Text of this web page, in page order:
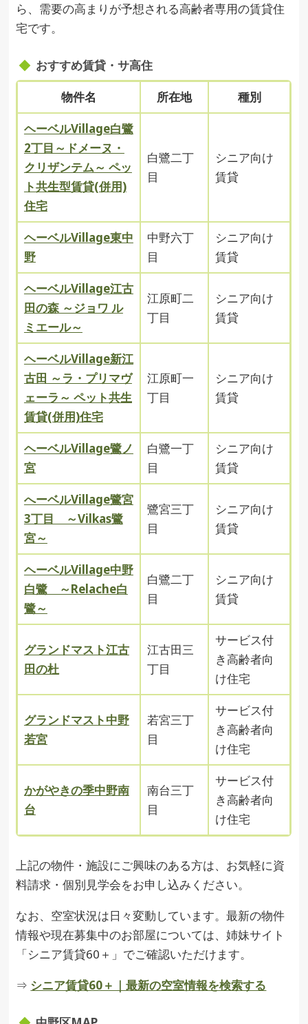
ら、需要の高まりが予想される高齢者専用の賃貸住
宅です。
おすすめ賃貸・サ高住
物件名
所在地
種別
ヘーベルVillage白鷺
2丁目～ドメーヌ・
クリザンテム～ ペッ
ト共生型賃貸(併用)
住宅
白鷺二丁
目
シニア向け
賃貸
ヘーベルVillage東中
野
中野六丁
目
シニア向け
賃貸
ヘーベルVillage江古
田の森 ～ジョワ ル
ミエール～
江原町二
丁目
シニア向け
賃貸
ヘーベルVillage新江
古田 ～ラ・プリマヴ
ェーラ～ ペット共生
賃貸(併用)住宅
江原町一
丁目
シニア向け
賃貸
ヘーベルVillage鷺ノ
宮
白鷺一丁
目
シニア向け
賃貸
へーベルVillage鷺宮
3丁目 ～Vilkas鷺
宮～
鷺宮三丁
目
シニア向け
賃貸
ヘーベルVillage中野
白鷺 ～Relache白
鷺～
白鷺二丁
目
シニア向け
賃貸
グランドマスト江古
田の杜
江古田三
丁目
サービス付
き高齢者向
け住宅
グランドマスト中野
若宮
若宮三丁
目
サービス付
き高齢者向
け住宅
かがやきの季中野南
台
南台三丁
目
サービス付
き高齢者向
け住宅
上記の物件・施設にご興味のある方は、お気軽に資
料請求・個別見学会をお申し込みください。
なお、空室状況は日々変動しています。最新の物件
情報や現在募集中のお部屋については、姉妹サイト
「シニア賃貸60＋」でご確認いただけます。
⇒ シニア賃貸60＋｜最新の空室情報を検索する